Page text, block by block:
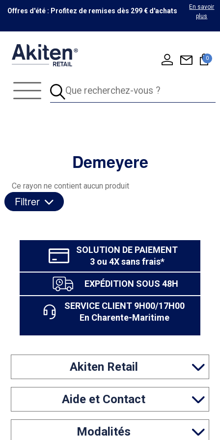
Offres d'été : Profitez de remises dès 299 € d'achats
En savoir
plus
0
Demeyere
Ce rayon ne contient aucun produit
Filtrer
SOLUTION DE PAIEMENT
3 ou 4X sans frais*
EXPÉDITION SOUS 48H
SERVICE CLIENT 9H00/17H00
En Charente-Maritime
Akiten Retail
Aide et Contact
Modalités